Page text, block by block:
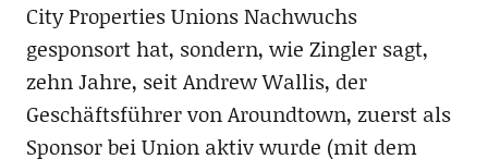
City Properties Unions Nachwuchs
gesponsort hat, sondern, wie Zingler sagt,
zehn Jahre, seit Andrew Wallis, der
Geschäftsführer von Aroundtown, zuerst als
Sponsor bei Union aktiv wurde (mit dem